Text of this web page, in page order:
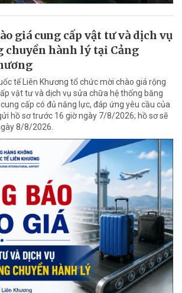
giá cung cấp vật tư và dịch vụ
chuyền hành lý tại Cảng
tế Liên Khương tổ chức mời chào giá rộng
vật tư và dịch vụ sửa chữa hệ thống băng
cấp có đủ năng lực, đáp ứng yêu cầu của
hồ sơ trước 16 giờ ngày 7/8/2026; hồ sơ sẽ
8/8/2026.